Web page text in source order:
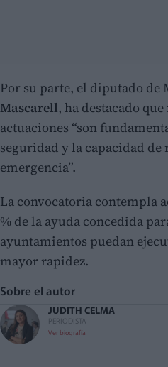
Por su parte, el diputado de
Mascarell, ha destacado
actuaciones “son
seguridad y la capacidad de
emergencia”.
La convocatoria contempla
% de la ayuda concedida
ayuntamientos puedan
mayor rapidez.
Sobre el autor
JUDITH CELMA
PERIODISTA
Ver biografía